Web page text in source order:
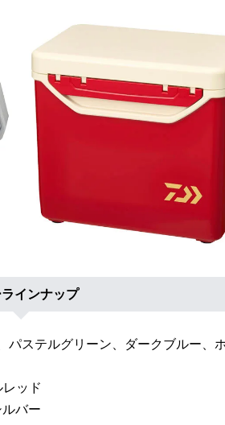
インナップ
ステルグリーン、ダークブルー、
ッド
バー